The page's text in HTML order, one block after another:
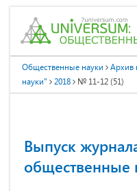
Общественные науки
Архив
науки"
2018 № 11-12 (51)
Выпуск
общественные